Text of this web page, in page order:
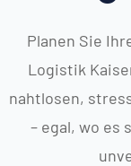
Planen Sie
Logistik
nahtlosen,
– egal, wo es